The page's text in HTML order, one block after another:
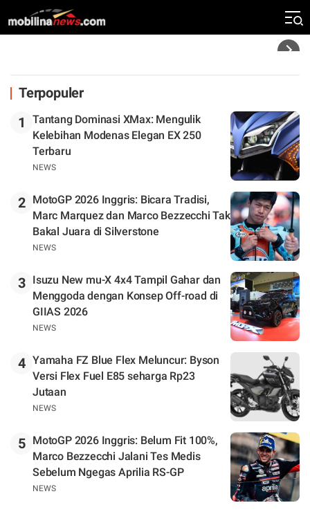
Klasemen
Terpopuler
1
Tantang Dominasi XMax: Mengulik
Kelebihan Modenas Elegan EX 250
Terbaru
NEWS
2
MotoGP 2026 Inggris: Bicara Tradisi,
Marc Marquez dan Marco Bezzecchi Tak
Bakal Juara di Silverstone
NEWS
3
Isuzu New mu-X 4x4 Tampil Gahar dan
Menggoda dengan Konsep Off-road di
GIIAS 2026
NEWS
4 Yamaha FZ Blue Flex Meluncur: Byson
Versi Flex Fuel E85 seharga Rp23
Jutaan
NEWS
5
MotoGP 2026 Inggris: Belum Fit 100%,
Marco Bezzecchi Jalani Tes Medis
Sebelum Ngegas Aprilia RS-GP
NEWS